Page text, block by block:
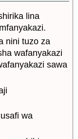
lina
nini tuzo za
wafanyakazi
sawa
wa